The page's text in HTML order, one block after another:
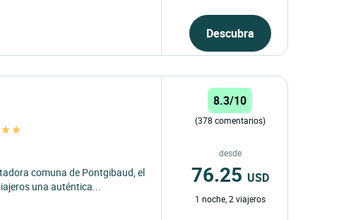
Descubra
comuna de Pontgibaud, el
una auténtica...
8.3/10
(378 comentarios)
desde
76.25 USD
1 noche, 2 viajeros